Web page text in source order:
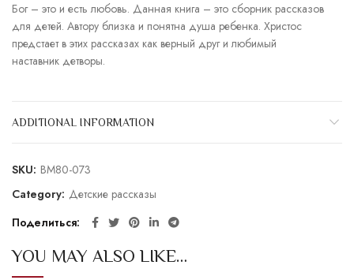
Бог – это и есть любовь. Данная книга – это сборник рассказов
для детей. Автору близка и понятна душа ребенка. Христос
предстает в этих рассказах как верный друг и любимый
наставник детворы.
ADDITIONAL INFORMATION
SKU: BM80-073
Category: Детские рассказы
Поделиться
YOU MAY ALSO LIKE…